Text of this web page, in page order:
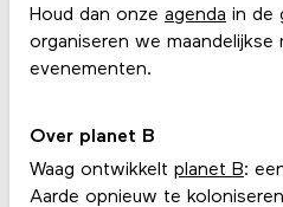
Houd dan onze agenda in de
organiseren we maandelijkse
evenementen.
Over planet B
Waag ontwikkelt planet B:
Aarde opnieuw te